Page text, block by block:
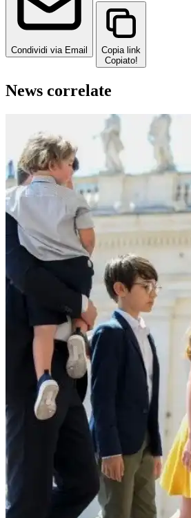
Condividi via Email
Copia link
Copiato!
News correlate